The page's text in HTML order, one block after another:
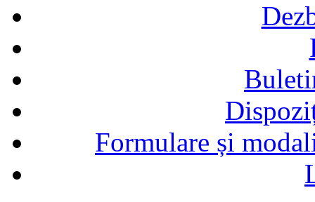
Formulare și